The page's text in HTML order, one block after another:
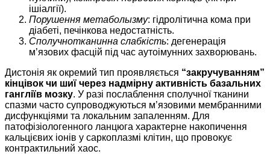
ішіалгії).
Порушення метаболызму: гідролітична кома при
діабеті, печінкова недостатність.
Cполучнотканинна слабкість: дегенерація
м’язових фасцій під час аутоімунних захворювань.
Дистонія як окремий тип проявляється “закручуванням”
кінцівок чи шиї через надмірну активність базальних
гангліїв мозку. У разі послаблення сполучної тканини
спазми часто супроводжуються м’язовими мембранними
дисфункціями та локальним запаленням. Для
патофізіологенного ланцюга характерне накопичення
кальцієвих іонів у саркоплазмі клітин, що провокує
контрактильний хаос.